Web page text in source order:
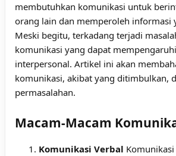
membutuhkan komunikasi untuk
orang lain dan memperoleh informasi
Meski begitu, terkadang terjadi
komunikasi yang dapat
interpersonal. Artikel ini akan
komunikasi, akibat yang ditimbulkan,
permasalahan.
Macam-Macam
Komunikasi Verbal